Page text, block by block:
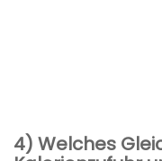
4) Welches